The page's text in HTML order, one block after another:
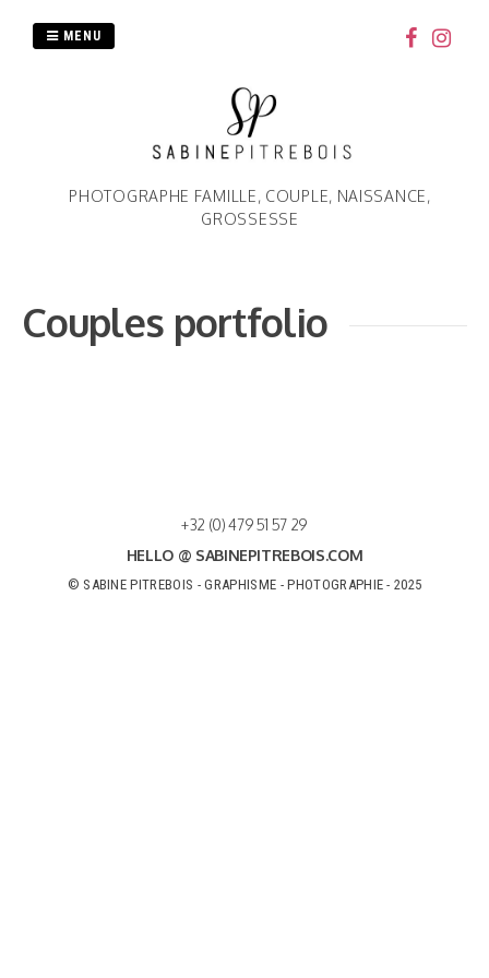
PHOTOGRAPHE FAMILLE, COUPLE, NAISSANCE,
GROSSESSE
MENU
Couples portfolio
+32 (0) 479 51 57 29
HELLO @ SABINEPITREBOIS.COM
© SABINE PITREBOIS - GRAPHISME - PHOTOGRAPHIE - 2025